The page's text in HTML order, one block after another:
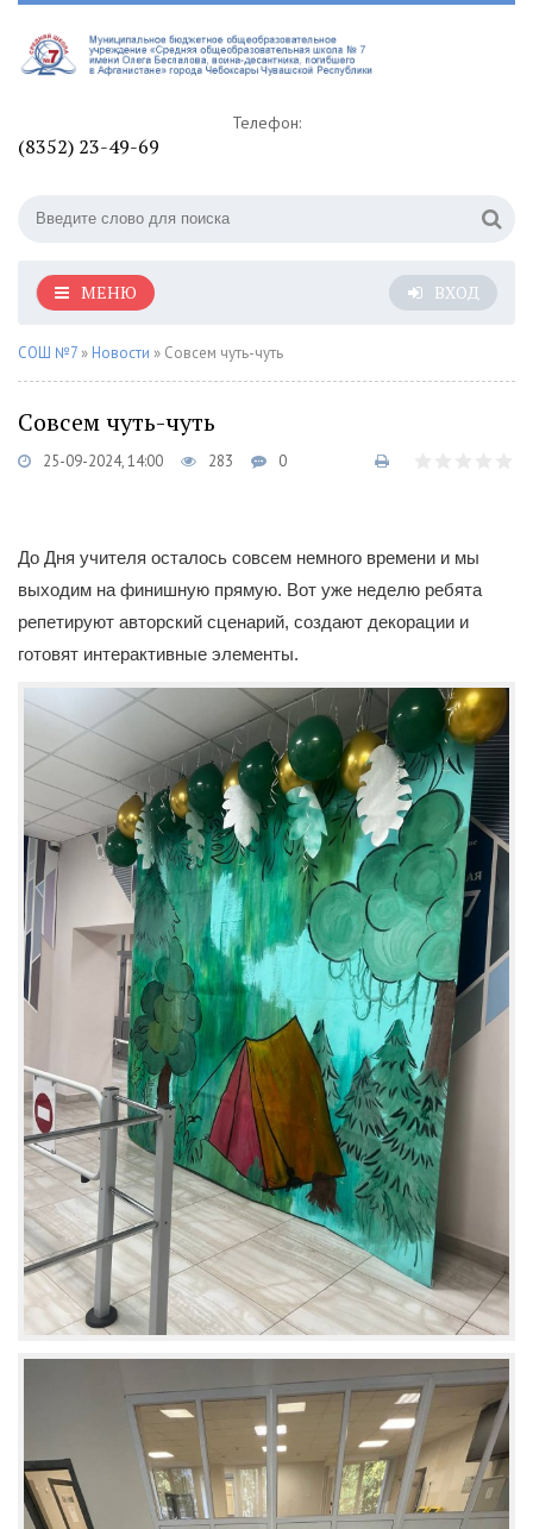
Телефон:
(8352) 23-49-69
ВХОД
МЕНЮ
СОШ №7 » Новости » Совсем чуть-чуть
Совсем чуть-чуть
25-09-2024, 14:00 283 0
До Дня учителя осталось совсем немного времени и мы
выходим на финишную прямую. Вот уже неделю ребята
репетируют авторский сценарий, создают декорации и
готовят интерактивные элементы.